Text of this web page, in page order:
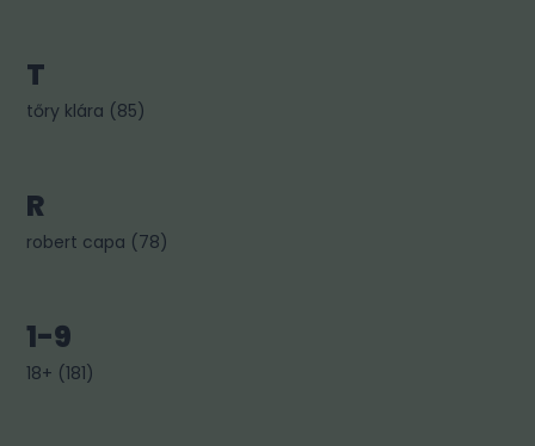
T
tőry klára (85)
R
robert capa (78)
1-9
18+ (181)